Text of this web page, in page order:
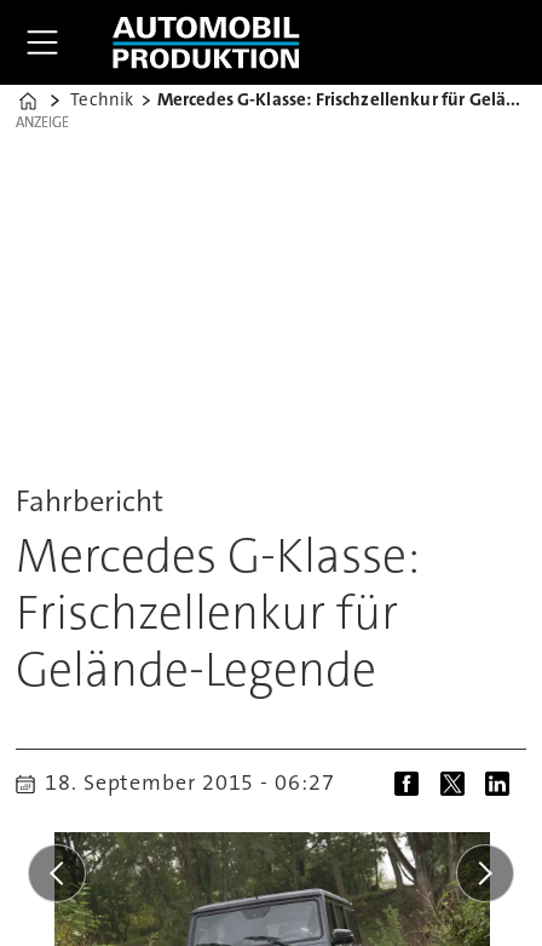
Home
Technik Mercedes G-Klasse: Frischzellenkur für Gelände-Legende
ANZEIGE
ANZEIGE
Fahrbericht
Mercedes G-Klasse:
Frischzellenkur für
Gelände-Legende
18. September 2015 - 06:27